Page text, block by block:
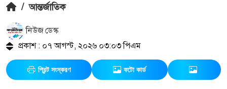
/ আন্তর্জাতিক
নিউজ ডেস্ক
প্রকাশ : ০৭ আগস্ট, ২০২৬ ০৩:০৩ পিএম
প্রিন্ট সংস্করণ ফটো কার্ড